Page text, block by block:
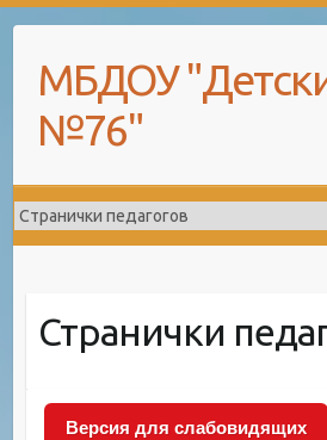
contentМБДОУ
№76"
Странички
Версия для слабовидящих